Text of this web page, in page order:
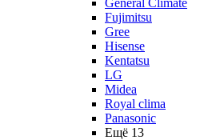
General Climate
Fujimitsu
Gree
Hisense
Kentatsu
LG
Midea
Royal clima
Panasonic
Ещё 13